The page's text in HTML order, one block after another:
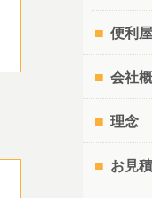
便利
会社
理念
お見